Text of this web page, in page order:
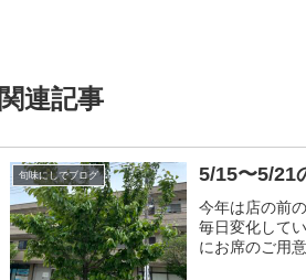
関連記事
旬味にしでブログ 5/15〜5/21
今年は店の前
毎日変化して
にお席のご用